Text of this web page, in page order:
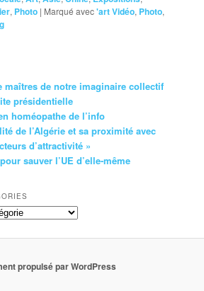
, Photo | Marqué avec'art Vidéo, Photo,
maîtres de notre imaginaire collectif
présidentielle
homéopathe de l’info
de l’Algérie et sa proximité avec
d’attractivité »
sauver l’UE d’elle-même
propulsé par WordPress